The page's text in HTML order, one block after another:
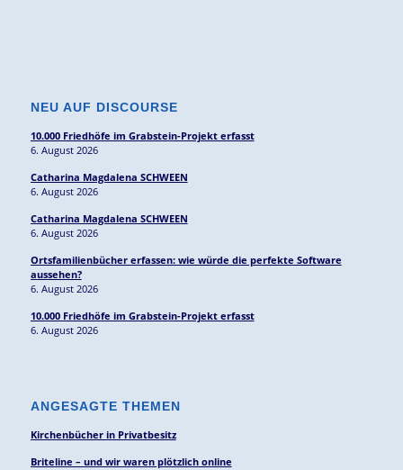
NEU AUF DISCOURSE
10.000 Friedhöfe im Grabstein-Projekt erfasst
6. August 2026
Catharina Magdalena SCHWEEN
6. August 2026
Catharina Magdalena SCHWEEN
6. August 2026
Ortsfamilienbücher erfassen: wie würde die perfekte Software
aussehen?
6. August 2026
10.000 Friedhöfe im Grabstein-Projekt erfasst
6. August 2026
ANGESAGTE THEMEN
Kirchenbücher in Privatbesitz
Briteline – und wir waren plötzlich online